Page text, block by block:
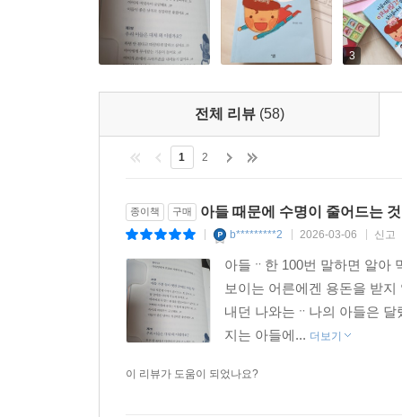
이끌어주어야 하는 모든 어른에게 지혜와 지식이
3
전체 리뷰 (58)
1 2
종이책 구매 아들 때문에 수명이 줄어드는
b*********2 2026-03-06 신고
아들ᆢ한 100번 말하면 알아
보이는 어른에겐 용돈을 받
내던 나와는ᆢ나의 아들은 달
지는 아들에... 더보기
이 리뷰가 도움이 되었나요?